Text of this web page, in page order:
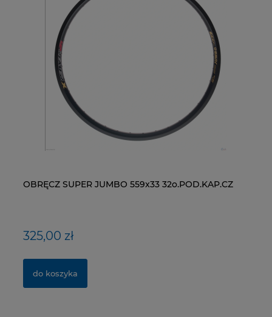
OBRĘCZ SUPER JUMBO 559x33 32o.POD.KAP.CZ
325,00 zł
do koszyka
ŁAŃCUCH KMC X9-93- 116 ogniw / 9- rzędowy +
40,00 zł
do koszyka